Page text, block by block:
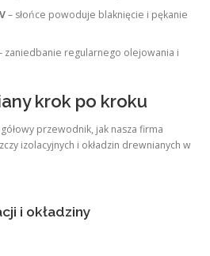
– słońce powoduje blaknięcie i pękanie
zaniedbanie regularnego olejowania i
krok po kroku
przewodnik, jak nasza firma
izolacyjnych i okładzin drewnianych w
i okładziny